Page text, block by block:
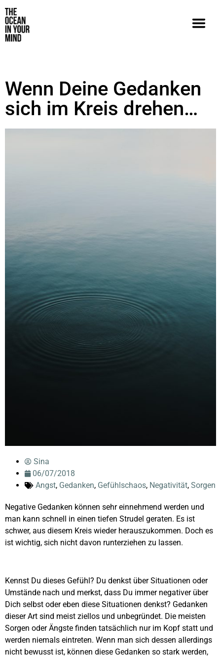
Wenn Deine Gedanken
sich im Kreis drehen…
Sina
06/07/2018
Angst, Gedanken, Gefühlschaos, Negativität, Sorgen
Negative Gedanken können sehr einnehmend werden und
man kann schnell in einen tiefen Strudel geraten. Es ist
schwer, aus diesem Kreis wieder herauszukommen. Doch es
ist wichtig, sich nicht davon runterziehen zu lassen.
Kennst Du dieses Gefühl? Du denkst über Situationen oder
Umstände nach und merkst, dass Du immer negativer über
Dich selbst oder eben diese Situationen denkst? Gedanken
dieser Art sind meist ziellos und unbegründet. Die meisten
Sorgen oder Ängste finden tatsächlich nur im Kopf statt und
werden niemals eintreten. Wenn man sich dessen allerdings
nicht bewusst ist, können diese Gedanken so stark werden,